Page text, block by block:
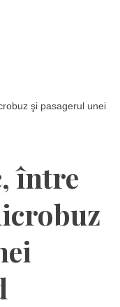
şi pasagerul unei
între